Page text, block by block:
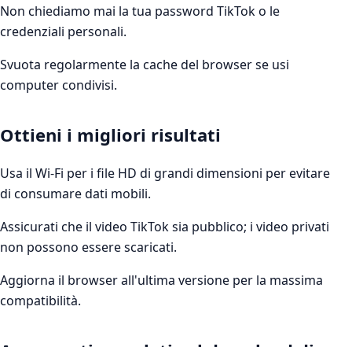
Non chiediamo mai la tua password TikTok o le
credenziali personali.
Svuota regolarmente la cache del browser se usi
computer condivisi.
Ottieni i migliori risultati
Usa il Wi-Fi per i file HD di grandi dimensioni per evitare
di consumare dati mobili.
Assicurati che il video TikTok sia pubblico; i video privati
non possono essere scaricati.
Aggiorna il browser all'ultima versione per la massima
compatibilità.